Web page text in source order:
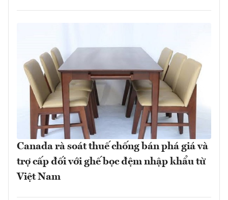
Canada rà soát thuế chống bán phá giá và
trợ cấp đối với ghế bọc đệm nhập khẩu từ
Việt Nam